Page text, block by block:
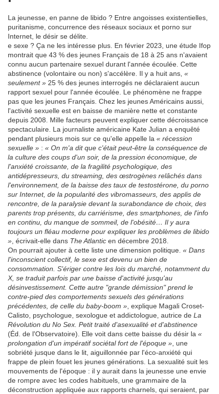
La jeunesse, en panne de libido ? Entre angoisses existentielles,
puritanisme, concurrence des réseaux sociaux et porno sur
Internet, le désir se délite.
e sexe ? Ça ne les intéresse plus. En février 2023, une étude Ifop
montrait que 43 % des jeunes Français de 18 à 25 ans n'avaient
connu aucun partenaire sexuel durant l'année écoulée. Cette
abstinence (volontaire ou non) s'accélère. Il y a huit ans, «
seulement » 25 % des jeunes interrogés ne déclaraient aucun
rapport sexuel pour l'année écoulée. Le phénomène ne frappe
pas que les jeunes Français. Chez les jeunes Américains aussi,
l'activité sexuelle est en baisse de manière nette et constante
depuis 2008. Mille facteurs peuvent expliquer cette décroissance
spectaculaire. La journaliste américaine Kate Julian a enquêté
pendant plusieurs mois sur ce qu'elle appelle la « récession
sexuelle » : « On m'a dit que c'était peut-être la conséquence de
la culture des coups d'un soir, de la pression économique, de
l'anxiété croissante, de la fragilité psychologique, des
antidépresseurs, du streaming, des œstrogènes relâchés dans
l'environnement, de la baisse des taux de testostérone, du porno
sur Internet, de la popularité des vibromasseurs, des applis de
rencontre, de la paralysie devant la surabondance de choix, des
parents trop présents, du carriérisme, des smartphones, de l'info
en continu, du manque de sommeil, de l'obésité… Il y aura
toujours un fléau moderne pour expliquer les problèmes de libido
» , écrivait-elle dans The Atlantic en décembre 2018.
On pourrait ajouter à cette liste une dimension politique. « Dans
l'inconscient collectif, le sexe est devenu un bien de
consommation. S'ériger contre les lois du marché, notamment du
X, se traduit parfois par une baisse d'activité jusqu'au
désinvestissement. Cette autre "grande démission" prend le
contre-pied des comportements sexuels des générations
précédentes, de celle du baby-boom » , explique Magali Croset-
Calisto, psychologue, sexologue et addictologue, autrice de La
Révolution du No Sex. Petit traité d'asexualité et d'abstinence
(Éd. de l'Observatoire). Elle voit dans cette baisse du désir la «
prolongation d'un impératif sociétal fort de l'époque » , une
sobriété jusque dans le lit, aiguillonnée par l'éco-anxiété qui
frappe de plein fouet les jeunes générations. La sexualité suit les
mouvements de l'époque : il y aurait dans la jeunesse une envie
de rompre avec les codes habituels, une grammaire de la
déconstruction appliquée aux rapports charnels, qui seraient, par